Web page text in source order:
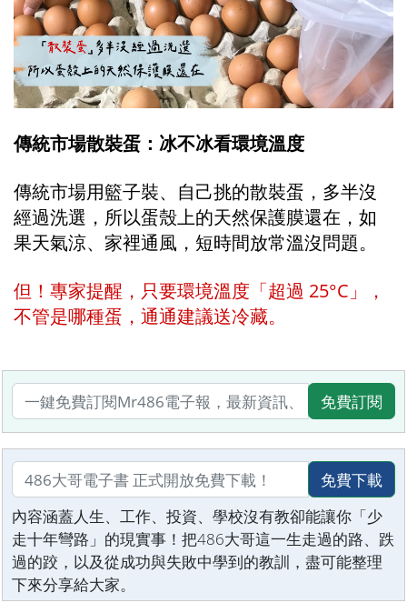
傳統市場散裝蛋：冰不冰看環境溫度
傳統市場用籃子裝、自己挑的散裝蛋，多半沒
經過洗選，所以蛋殼上的天然保護膜還在，如
果天氣涼、家裡通風，短時間放常溫沒問題。
但！專家提醒，只要環境溫度「超過 25°C」，
不管是哪種蛋，通通建議送冷藏。
免費訂閱
免費下載
內容涵蓋人生、工作、投資、學校沒有教卻能讓你「少
走十年彎路」的現實事！把486大哥這一生走過的路、跌
過的跤，以及從成功與失敗中學到的教訓，盡可能整理
下來分享給大家。